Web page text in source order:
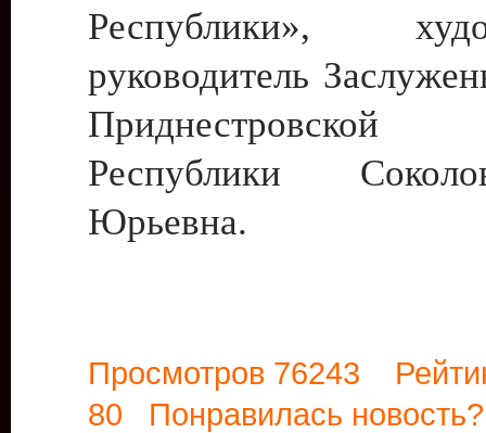
Республики»,
руководитель
Приднестровской
Республики
Юрьевна.
Просмотров 76243
80 Понравилась